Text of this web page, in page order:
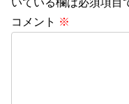
いている欄は必須項目
コメント ※